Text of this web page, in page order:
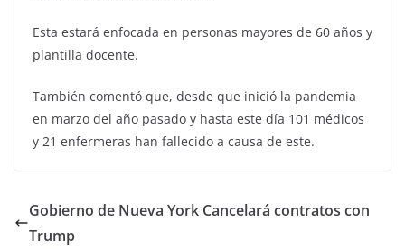
Esta estará enfocada en personas mayores de 60 años y
plantilla docente.
También comentó que, desde que inició la pandemia
en marzo del año pasado y hasta este día 101 médicos
y 21 enfermeras han fallecido a causa de este.
Gobierno de Nueva York Cancelará contratos con
Trump